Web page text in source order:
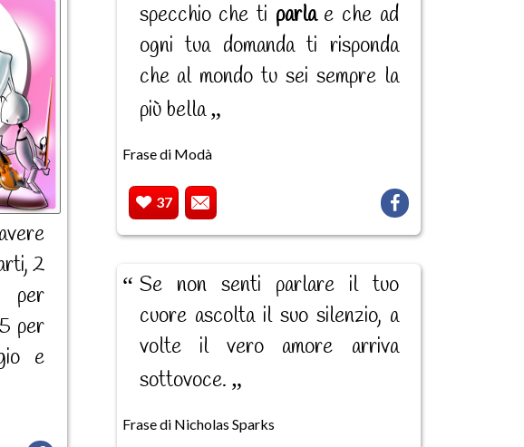
2
per
per
e
specchio che ti parlae che ad
ogni tua domanda ti risponda
che al mondo tu sei sempre la
più bella
Frase di Modà
37
Se non senti parlare il tuo
cuore ascolta il suo silenzio, a
volte il vero amore arriva
sottovoce.
Frase di Nicholas Sparks